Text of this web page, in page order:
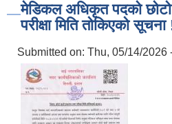
मेडिकल अधिकृत पदको
परीक्षा मिति तोकिएको सूचना
Submitted on: Thu, 05/14/2026